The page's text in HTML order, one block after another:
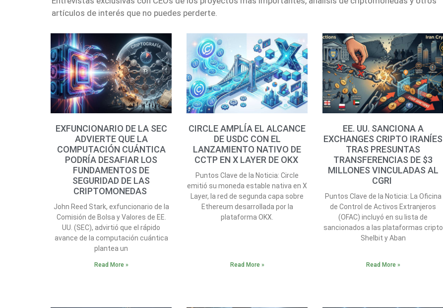
artículos de interés que no puedes perderte.
EXFUNCIONARIO DE LA SEC
ADVIERTE QUE LA
COMPUTACIÓN CUÁNTICA
PODRÍA DESAFIAR LOS
FUNDAMENTOS DE
SEGURIDAD DE LAS
CRIPTOMONEDAS
John Reed Stark, exfuncionario de la
Comisión de Bolsa y Valores de EE.
UU. (SEC), advirtió que el rápido
avance de la computación cuántica
plantea un
Read More »
CIRCLE AMPLÍA EL ALCANCE
DE USDC CON EL
LANZAMIENTO NATIVO DE
CCTP EN X LAYER DE OKX
Puntos Clave de la Noticia: Circle
emitió su moneda estable nativa en X
Layer, la red de segunda capa sobre
Ethereum desarrollada por la
plataforma OKX.
Read More »
EE. UU. SANCIONA A
EXCHANGES CRIPTO IRANÍES
TRAS PRESUNTAS
TRANSFERENCIAS DE $3
MILLONES VINCULADAS AL
CGRI
Puntos Clave de la Noticia: La Oficina
de Control de Activos Extranjeros
(OFAC) incluyó en su lista de
sancionados a las plataformas cripto
Shelbit y Aban
Read More »